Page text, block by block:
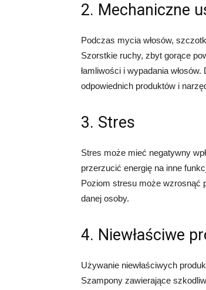
2. Mechaniczne
Podczas mycia włosów,
Szorstkie ruchy, zbyt gorące
łamliwości i wypadania
odpowiednich produktów i
3. Stres
Stres może mieć negatywny
przerzucić energię na inne
Poziom stresu może wzrosnąć
danej osoby.
4. Niewłaściwe
Używanie niewłaściwych
Szampony zawierające